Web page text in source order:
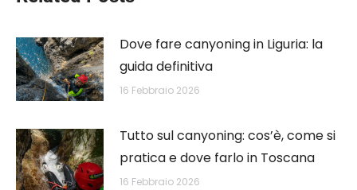
Dove fare canyoning in Liguria: la
guida definitiva
16 Febbraio 2026
Tutto sul canyoning: cos’è, come si
pratica e dove farlo in Toscana
16 Febbraio 2026